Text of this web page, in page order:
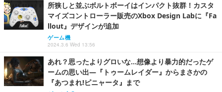
所狭しと並ぶボルトボーイはインパクト抜群！カスタ
マイズコントローラー販売のXbox Design Labに『Fa
llout』デザインが追加
ゲーム機
2024.3.6 Wed 13:56
あれ？思ったよりグロいな…想像より暴力的だったゲ
ームの思い出―『トゥームレイダー』からまさかの
『あつまれ!ピニャータ』まで